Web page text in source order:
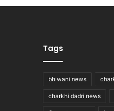
Tags
bhiwani news
charkhi dadri news